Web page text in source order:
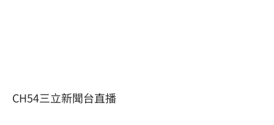
CH54三立新聞台直播